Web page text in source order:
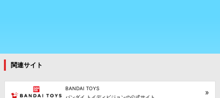
関連サイト
BANDAI TOYS